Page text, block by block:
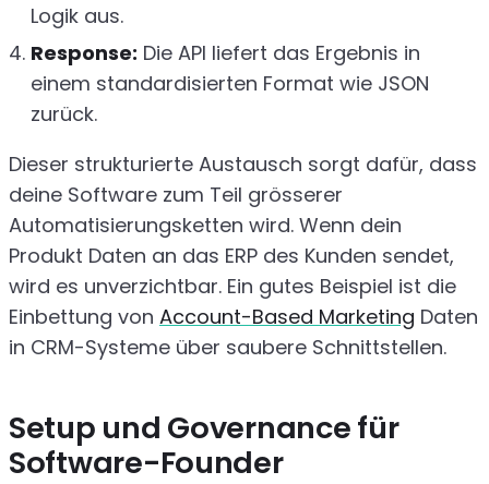
Logik aus.
Response: Die API liefert das Ergebnis in
einem standardisierten Format wie JSON
zurück.
Dieser strukturierte Austausch sorgt dafür, dass
deine Software zum Teil grösserer
Automatisierungsketten wird. Wenn dein
Produkt Daten an das ERP des Kunden sendet,
wird es unverzichtbar. Ein gutes Beispiel ist die
Einbettung von Account-Based Marketing Daten
in CRM-Systeme über saubere Schnittstellen.
Setup und Governance für
Software-Founder